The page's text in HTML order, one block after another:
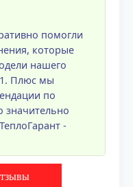
помогли
которые
нашего
Плюс мы
по
значительно
-